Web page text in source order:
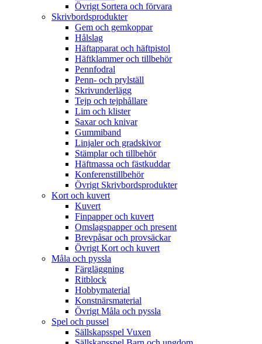
Övrigt Sortera och förvara
Skrivbordsprodukter
Gem och gemkoppar
Hålslag
Häftapparat och häftpistol
Häftklammer och tillbehör
Pennfodral
Penn- och prylställ
Skrivunderlägg
Tejp och tejphållare
Lim och klister
Saxar och knivar
Gummiband
Linjaler och gradskivor
Stämplar och tillbehör
Häftmassa och fästkuddar
Konferenstillbehör
Övrigt Skrivbordsprodukter
Kort och kuvert
Kuvert
Finpapper och kuvert
Omslagspapper och present
Brevpåsar och provsäckar
Övrigt Kort och kuvert
Måla och pyssla
Färgläggning
Ritblock
Hobbymaterial
Konstnärsmaterial
Övrigt Måla och pyssla
Spel och pussel
Sällskapsspel Vuxen